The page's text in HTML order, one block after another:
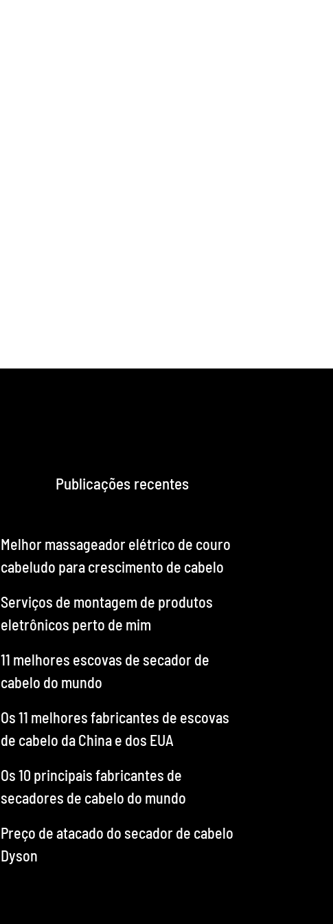
Publicações recentes
Melhor massageador elétrico de couro
cabeludo para crescimento de cabelo
Serviços de montagem de produtos
eletrônicos perto de mim
11 melhores escovas de secador de
cabelo do mundo
Os 11 melhores fabricantes de escovas
de cabelo da China e dos EUA
Os 10 principais fabricantes de
secadores de cabelo do mundo
Preço de atacado do secador de cabelo
Dyson